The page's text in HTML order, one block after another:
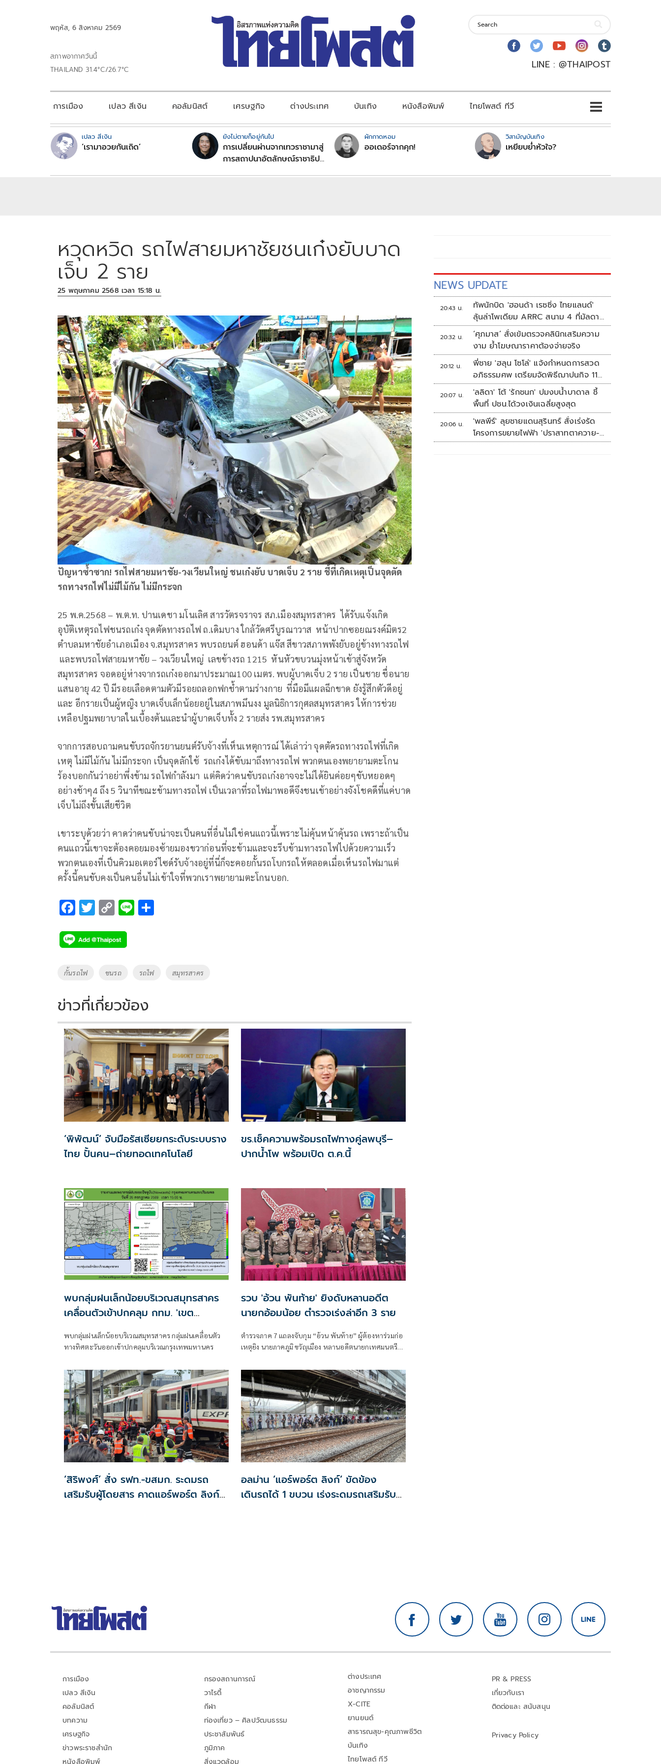
พฤหัส, 6 สิงหาคม 2569
สภาพอากาศวันนี้
THAILAND 31.4°C/26.7°C
LINE : @THAIPOST
การเมือง เปลว สีเงิน คอลัมนิสต์ เศรษฐกิจ ต่างประเทศ บันเทิง หนังสือพิมพ์ ไทยโพสต์ ทีวี
เปลว สีเงิน
‘เรามาอวยกันเถิด’
ยังไม่ตายก็อยู่กันไป
การเปลี่ยนผ่านจากเทวราชามาสู่
การสถาปนาอัตลักษณ์ราชาธิป
ผักกาดหอม
ออเดอร์จากคุก!
วิสามัญบันเทิง
เหยียบย่ำหัวใจ?
หวุดหวิด รถไฟสายมหาชัยชนเก๋งยับบาด
เจ็บ 2 ราย
25 พฤษภาคม 2568 เวลา 15:18 น.
ปัญหาซ้ำซาก! รถไฟสายมหาชัย-วงเวียนใหญ่ ชนเก๋งยับ บาดเจ็บ 2 ราย ชี้ที่เกิดเหตุเป็นจุดตัด
รถทางรถไฟไม่มีไม้กัน ไม่มีกระจก
25 พ.ค.2568 – พ.ต.ท. ปานเดชา มโนเลิศ สารวัตรจราจร สภ.เมืองสมุทรสาคร ได้รับแจ้งเกิด
อุบัติเหตุรถไฟชนรถเก๋ง จุดตัดทางรถไฟ ถ.เดิมบาง ใกล้วัดศรีบูรณาวาส หน้าปากซอยณรงค์มิตร2
ตำบลมหาชัยอำเภอเมือง จ.สมุทรสาคร พบรถยนต์ ฮอนด้า แจ๊ส สีขาวสภาพพังยับอยู่ข้างทางรถไฟ
และพบรถไฟสายมหาชัย – วงเวียนใหญ่ เลขข้างรถ 1215 หันหัวขบวนมุ่งหน้าเข้าสู่จังหวัด
สมุทรสาคร จอดอยู่ห่างจากรถเก๋งออกมาประมาณ100 เมตร. พบผู้บาดเจ็บ 2 ราย เป็นชาย ชื่อนาย
แสนอายุ 42 ปี มีรอยเลือดตามตัวมีรอยถลอกฟกช้ำตามร่างกาย ที่มือมีแผลฉีกขาด ยังรู้สึกตัวดีอยู่
และ อีกรายเป็นผู้หญิง บาดเจ็บเล็กน้อยอยู่ในสภาพมึนงง มูลนิธิการกุศลสมุทรสาคร ให้การช่วย
เหลือปฐมพยาบาลในเบื้องต้นและนำผู้บาดเจ็บทั้ง 2 รายส่ง รพ.สมุทรสาคร
จากการสอบถามคนขับรถจักรยานยนต์รับจ้างที่เห็นเหตุการณ์ ได้เล่าว่า จุดตัดรถทางรถไฟที่เกิด
เหตุ ไม่มีไม้กัน ไม่มีกระจก เป็นจุดลักใช้ รถเก๋งได้ขับมาถึงทางรถไฟ พวกตนเองพยายามตะโกน
ร้องบอกกันว่าอย่าพึ่งข้าม รถไฟกำลังมา แต่คิดว่าคนขับรถเก๋งอาจจะไม่ได้ยินค่อยๆขับหยอดๆ
อย่างช้าๆ4 ถึง 5 วินาทีขณะข้ามทางรถไฟ เป็นเวลาที่รถไฟมาพอดีจึงชนเข้าอย่างจังโชคดีที่แค่บาด
เจ็บไม่ถึงขั้นเสียชีวิต
เขาระบุด้วยว่า คาดว่าคนขับน่าจะเป็นคนที่อื่นไม่ใช่คนแถวนี้เพราะไม่คุ้นหน้าคุ้นรถ เพราะถ้าเป็น
คนแถวนี้เขาจะต้องคอยมองซ้ายมองขวาก่อนที่จะข้ามและจะรีบข้ามทางรถไฟไปด้วยความเร็ว
พวกตนเองที่เป็นคิวมอเตอร์ไซด์รับจ้างอยู่ที่นี่ก็จะคอยกั้นรถโบกรถให้ตลอดเมื่อเห็นรถไฟมาแต่
ครั้งนี้คนขับคงเป็นคนอื่นไม่เข้าใจที่พวกเราพยายามตะโกนบอก.
F
e
b
o
k
T
tt
er
C
p
y
Li
k
Li
Tags
กั้นรถไฟ ชนรถ รถไฟ สมุทรสาคร
ข่าวที่เกี่ยวข้อง
‘พิพัฒน์’ จับมือรัสเซียยกระดับระบบราง
ไทย ปั้นคน–ถ่ายทอดเทคโนโลยี
ขร.เช็คความพร้อมรถไฟทางคู่ลพบุรี–
ปากน้ำโพ พร้อมเปิด ต.ค.นี้
พบกลุ่มฝนเล็กน้อยบริเวณสมุทรสาคร
เคลื่อนตัวเข้าปกคลุม กทม. 'เขต
พบกลุ่มฝนเล็กน้อยบริเวณสมุทรสาคร กลุ่มฝนเคลื่อนตัว
ทางทิศตะวันออกเข้าปกคลุมบริเวณกรุงเทพมหานคร
รวบ 'อ้วน พันท้าย' ยิงดับหลานอดีต
นายกอ้อมน้อย ตำรวจเร่งล่าอีก 3 ราย
ตำรวจภาค 7 แถลงจับกุม “อ้วน พันท้าย” ผู้ต้องหาร่วมก่อ
เหตุยิง นายภาคภูมิ ขวัญเมือง หลานอดีตนายกเทศมนตรี
อาวุธปืน และหลักฐานเชื่อมโยงคดี ขณะที่ผู้ต้องหายัง
ให้การปฏิเสธ พร้อมเร่งติดตามผู้ร่วมก่อเหตุอีก 3 ราย
‘สิริพงศ์’ สั่ง รฟท.-ขสมก. ระดมรถ
เสริมรับผู้โดยสาร คาดแอร์พอร์ต ลิงก์
อลม่าน ‘แอร์พอร์ต ลิงก์‘ ขัดข้อง
เดินรถได้ 1 ขบวน เร่งระดมรถเสริมรับผู้
NEWS UPDATE
20:43 น.
ทัพนักบิด 'ฮอนด้า เรซซิ่ง ไทยแลนด์'
ลุ้นล่าโพเดียม ARRC สนาม 4 ที่มัลดาลิ
กา
20:32 น.
‘ศุภมาส’ สั่งเข้มตรวจคลินิกเสริมความ
งาม ย้ำโฆษณาราคาต้องจ่ายจริง
20:12 น.
พี่ชาย 'ฮลุน โซโล่' แจ้งกำหนดการสวด
อภิธรรมศพ เตรียมจัดพิธีฌาปนกิจ 11
ส.ค.
20:07 น.
'ลลิดา' โต้ 'รักชนก' ปมงบน้ำบาดาล ชี้
พื้นที่ ปชน.ได้วงเงินเฉลี่ยสูงสุด
20:06 น.
'พลพีร์' ลุยชายแดนสุรินทร์ สั่งเร่งรัด
โครงการขยายไฟฟ้า 'ปราสาทตาควาย-
เนิน 350'
การเมือง
เปลว สีเงิน
คอลัมนิสต์
บทความ
เศรษฐกิจ
ข่าวพระราชสำนัก
หนังสือพิมพ์
กรองสถานการณ์
วาไรตี้
กีฬา
ท่องเที่ยว – ศิลปวัฒนธรรม
ประชาสัมพันธ์
ภูมิภาค
สิ่งแวดล้อม
ต่างประเทศ
อาชญากรรม
X-CITE
ยานยนต์
สาธารณสุข-คุณภาพชีวิต
บันเทิง
ไทยโพสต์ ทีวี
PR & PRESS
เกี่ยวกับเรา
ติดต่อและ สนับสนุน
Privacy Policy